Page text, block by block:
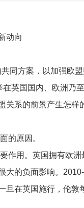
动向
同方案，以加强欧
英国国内、欧洲乃
系的前景产生怎样
的原因。
用。英国拥有欧洲
的负面影响。
在英国施行，伦